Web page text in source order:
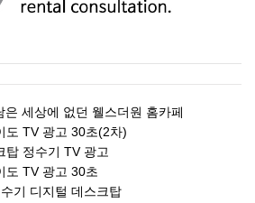
은 세상에 없던 웰스더원 홈카페
도 TV 광고 30초(2차)
탑 정수기 TV 광고
도 TV 광고 30초
기 디지털 데스크탑